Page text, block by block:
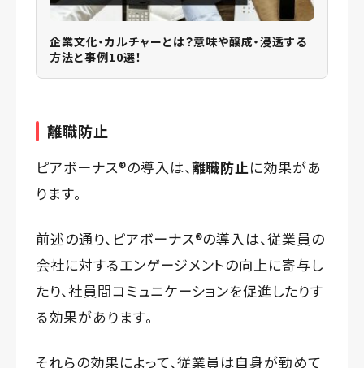
企業文化・カルチャーとは？意味や醸成・浸透する
方法と事例10選！
離職防止
ピアボーナス®️の導入は、離職防止に効果があ
ります。
前述の通り、ピアボーナス®️の導入は、従業員の
会社に対するエンゲージメントの向上に寄与し
たり、社員間コミュニケーションを促進したりす
る効果があります。
それらの効果によって、従業員は自身が勤めて